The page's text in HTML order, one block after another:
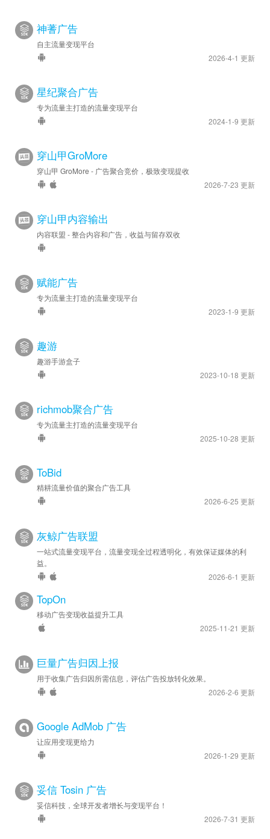
神蓍广告
自主流量变现平台
2026-4-1 更新
星纪聚合广告
专为流量主打造的流量变现平台
2024-1-9 更新
穿山甲GroMore
穿山甲 GroMore - 广告聚合竞价，极致变现提收
2026-7-23 更新
穿山甲内容输出
内容联盟 - 整合内容和广告，收益与留存双收
赋能广告
专为流量主打造的流量变现平台
2023-1-9 更新
趣游
趣游手游盒子
2023-10-18 更新
richmob聚合广告
专为流量主打造的流量变现平台
2025-10-28 更新
ToBid
精耕流量价值的聚合广告工具
2026-6-25 更新
灰鲸广告联盟
一站式流量变现平台，流量变现全过程透明化，有效保证媒体的利
益。
2026-6-1 更新
TopOn
移动广告变现收益提升工具
2025-11-21 更新
巨量广告归因上报
用于收集广告归因所需信息，评估广告投放转化效果。
2026-2-6 更新
Google AdMob 广告
让应用变现更给力
2026-1-29 更新
妥信 Tosin 广告
妥信科技，全球开发者增长与变现平台！
2026-7-31 更新